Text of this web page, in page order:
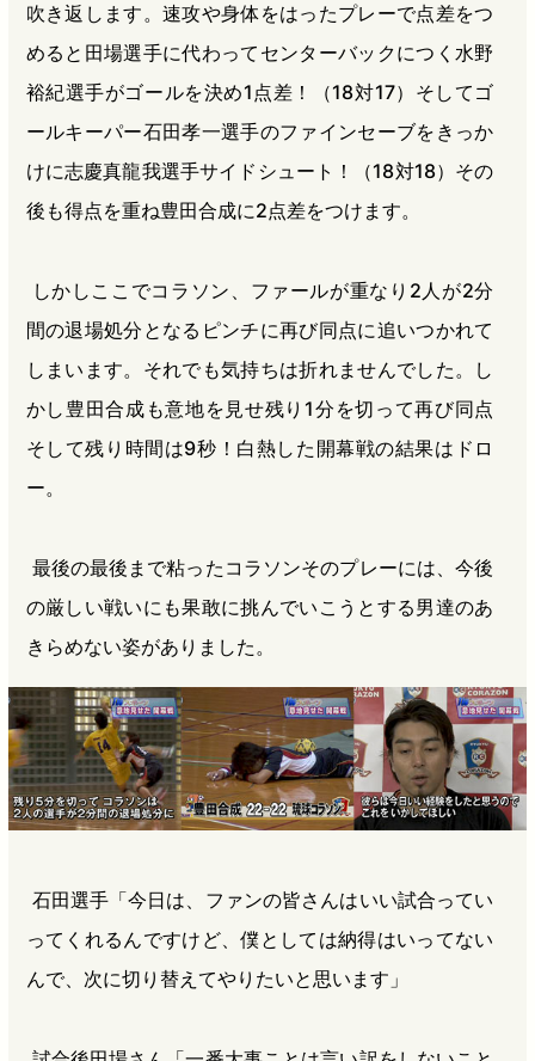
吹き返します。速攻や身体をはったプレーで点差をつ
めると田場選手に代わってセンターバックにつく水野
裕紀選手がゴールを決め1点差！（18対17）そしてゴ
ールキーパー石田孝一選手のファインセーブをきっか
けに志慶真龍我選手サイドシュート！（18対18）その
後も得点を重ね豊田合成に2点差をつけます。
しかしここでコラソン、ファールが重なり2人が2分
間の退場処分となるピンチに再び同点に追いつかれて
しまいます。それでも気持ちは折れませんでした。し
かし豊田合成も意地を見せ残り1分を切って再び同点
そして残り時間は9秒！白熱した開幕戦の結果はドロ
ー。
最後の最後まで粘ったコラソンそのプレーには、今後
の厳しい戦いにも果敢に挑んでいこうとする男達のあ
きらめない姿がありました。
石田選手「今日は、ファンの皆さんはいい試合ってい
ってくれるんですけど、僕としては納得はいってない
んで、次に切り替えてやりたいと思います」